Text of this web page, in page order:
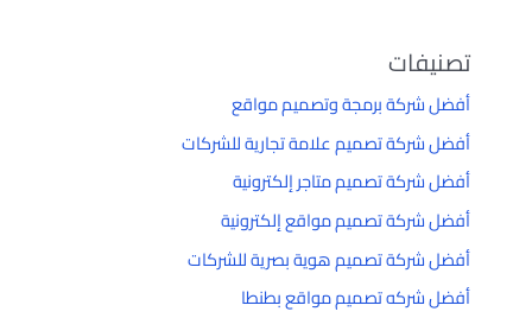
تصنيفات
أفضل شركة برمجة وتصميم مواقع
أفضل شركة تصميم علامة تجارية للشركات
أفضل شركة تصميم متاجر إلكترونية
أفضل شركة تصميم مواقع إلكترونية
أفضل شركة تصميم هوية بصرية للشركات
أفضل شركه تصميم مواقع بطنطا